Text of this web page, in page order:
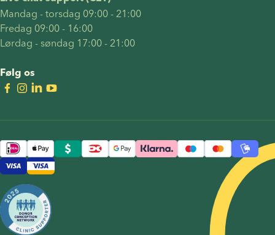
som "kan
to kvinder
få et
biologisk
"hvor
meget
kvinder at
få et
barn?" og
"hvordan
kan en
sædbank
hjælpe
Mandag - torsdag 09:00 - 21:00
Fredag 09:00 - 16:00
Lørdag - søndag 17:00 - 21:00
Følg os